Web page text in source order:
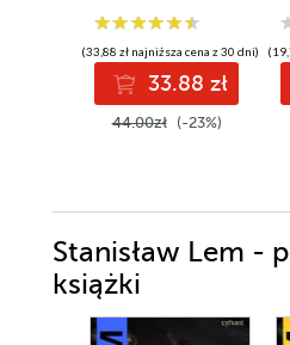
(33,88 zł najniższa cena z 30 dni)
33.88 zł
44.00zł (-23%)
Stanisław Lem -
książki